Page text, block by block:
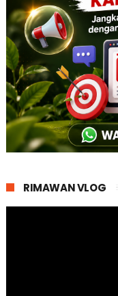
RIMAWAN VLOG